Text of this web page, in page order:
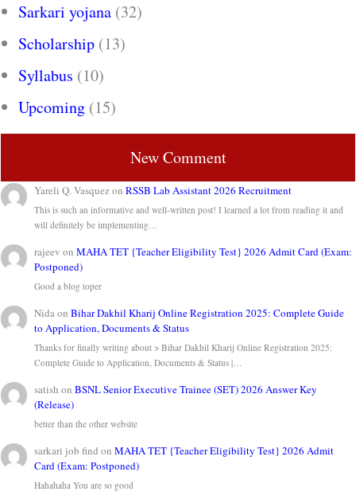
Sarkari yojana (32)
Scholarship (13)
Syllabus (10)
Upcoming (15)
New Comment
Yareli Q. VasquezonRSSB Lab Assistant 2026 Recruitment
This is such an informative and well-written post! I learned a lot from reading it and
will definitely be implementing…
rajeev onMAHA TET {Teacher Eligibility Test} 2026 Admit Card (Exam:
Postponed)
Good a blog toper
NidaonBihar Dakhil Kharij Online Registration 2025: Complete Guide
to Application, Documents & Status
Thanks for finally writing about > Bihar Dakhil Kharij Online Registration 2025:
Complete Guide to Application, Documents & Status |…
satish onBSNL Senior Executive Trainee (SET) 2026 Answer Key
(Release)
better than the other website
sarkari job find onMAHA TET {Teacher Eligibility Test} 2026 Admit
Card (Exam: Postponed)
Hahahaha You are so good